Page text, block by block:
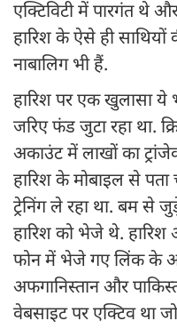
एक्टिविटी में पारगंत थे
हारिश के ऐसे ही
नाबालिग भी हैं.
हारिश पर एक खुलासा ये
जरिए फंड जुटा रहा था.
अकाउंट में लाखों का
हारिश के मोबाइल से
ट्रेनिंग ले रहा था. बम से
हारिश को भेजे थे.
फोन में भेजे गए लिंक के
अफगानिस्तान और
वेबसाइट पर एक्टिव था